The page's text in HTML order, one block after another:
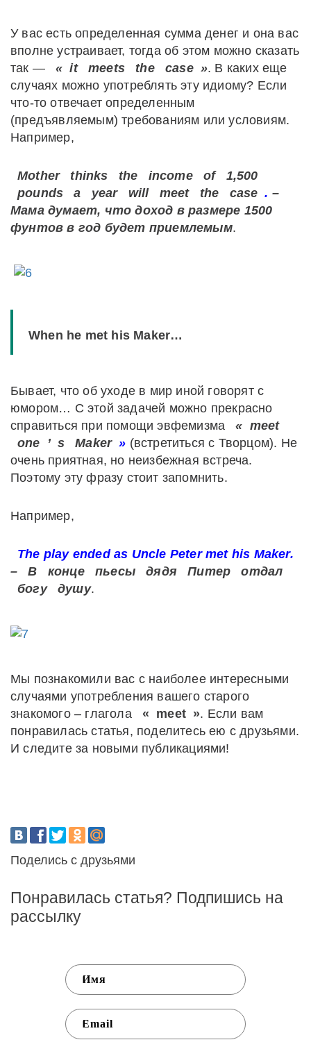
У вас есть определенная сумма денег и она вас
вполне устраивает, тогда об этом можно сказать
так —
« it meets the case ». В каких еще
случаях можно употреблять эту идиому? Если
что-то отвечает определенным
(предъявляемым) требованиям или условиям.
Например,
Mother thinks the income of
1,500
pounds
a year will meet the case . –
Мама думает, что доход в размере 1500
фунтов в год будет приемлемым.
When he met his Maker…
Бывает, что об уходе в мир иной говорят с
юмором… С этой задачей можно прекрасно
справиться при помощи эвфемизма
« meet
one
’ s Maker » (встретиться с Творцом). Не
очень приятная, но неизбежная встреча.
Поэтому эту фразу стоит запомнить.
Например,
The play ended as Uncle Peter met his Maker.
–
В конце пьесы дядя Питер
отдал
богу
душу.
Мы познакомили вас с наиболее интересными
случаями употребления вашего старого
знакомого – глагола
« meet ». Если вам
понравилась статья, поделитесь ею с друзьями.
И следите за новыми публикациями!
Поделись с друзьями
Понравилась статья? Подпишись на
рассылку